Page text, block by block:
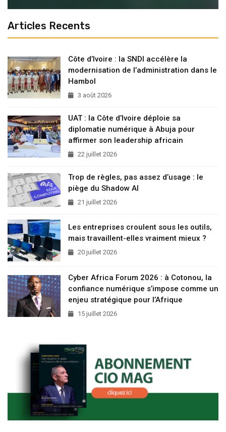
Articles Recents
Côte d’Ivoire : la SNDI accélère la
modernisation de l’administration dans le
Hambol
3 août 2026
UAT : la Côte d’Ivoire déploie sa
diplomatie numérique à Abuja pour
affirmer son leadership africain
22 juillet 2026
Trop de règles, pas assez d’usage : le
piège du Shadow AI
21 juillet 2026
Les entreprises croulent sous les outils,
mais travaillent-elles vraiment mieux ?
20 juillet 2026
Cyber Africa Forum 2026 : à Cotonou, la
confiance numérique s’impose comme un
enjeu stratégique pour l’Afrique
15 juillet 2026